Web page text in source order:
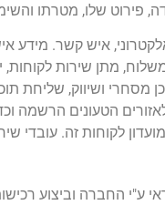
פירוט שלו, מטרתו
איש קשר. מידע
מתן שירות
מסחרי ושיווק, שליחת
לאזורים הטעונים
לקוחות זה. עובדי
החברה וביצוע